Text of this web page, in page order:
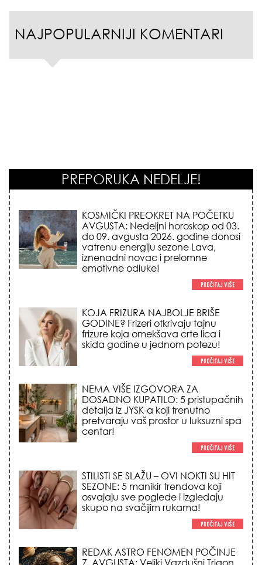
NAJPOPULARNIJI KOMENTARI
PREPORUKA NEDELJE!
KOJA FRIZURA NAJBOLJE BRIŠE
GODINE? Frizeri otkrivaju tajnu
frizure koja omekšava crte lica i
skida godine u jednom potezu!
NEMA VIŠE IZGOVORA ZA
detalja iz JYSK-a koji trenutno
pretvaraju vaš prostor u luksuzni spa
centar!
SEZONE: 5 manikir trendova koji
osvajaju sve poglede i izgledaju
skupo na svačijim rukama!
REDAK ASTRO FENOMEN POČINJE
otvara kapiju sreće i menja sudbinu
za 3 znaka!
LJUDI U SRBIJI MASOVNO KUPUJU
peškirom i ledom koji rashlađuje stan
na +35 za 10 minuta (BEZ KLIME)!